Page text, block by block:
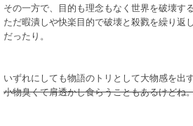
その一方で、目的も理念もなく世界を破壊す
ただ暇潰しや快楽目的で破壊と殺戮を繰り返
だったり。
いずれにしても物語のトリとして大物感を出
小物臭くて肩透かし食らうこともあるけどね